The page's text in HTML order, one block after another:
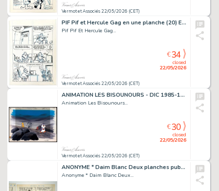
Vermot et Associés 22/05/2026 (CET)
PIF Pif et Hercule Gag en une planche (20) Encre de...
Pif Pif Et Hercule Gag...
Vermot et Associés 22/05/2026 (CET)
closed
22/05/2026
€34
ANIMATION LES BISOUNOURS - DIC 1985-1988 Cellulo des...
Animation Les Bisounours...
Vermot et Associés 22/05/2026 (CET)
closed
22/05/2026
€30
ANONYME * Daim Blanc Deux planches publiées dans Sitting...
Anonyme * Daim Blanc Deux...